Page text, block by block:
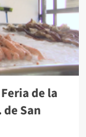
de la
San